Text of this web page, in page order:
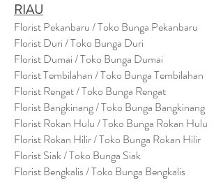
RIAU
Florist Pekanbaru / Toko Bunga Pekanbaru
Florist Duri / Toko Bunga Duri
Florist Dumai / Toko Bunga Dumai
Florist Tembilahan / Toko Bunga Tembilahan
Florist Rengat / Toko Bunga Rengat
Florist Bangkinang / Toko Bunga Bangkinang
Florist Rokan Hulu / Toko Bunga Rokan Hulu
Florist Rokan Hilir / Toko Bunga Rokan Hilir
Florist Siak / Toko Bunga Siak
Florist Bengkalis / Toko Bunga Bengkalis